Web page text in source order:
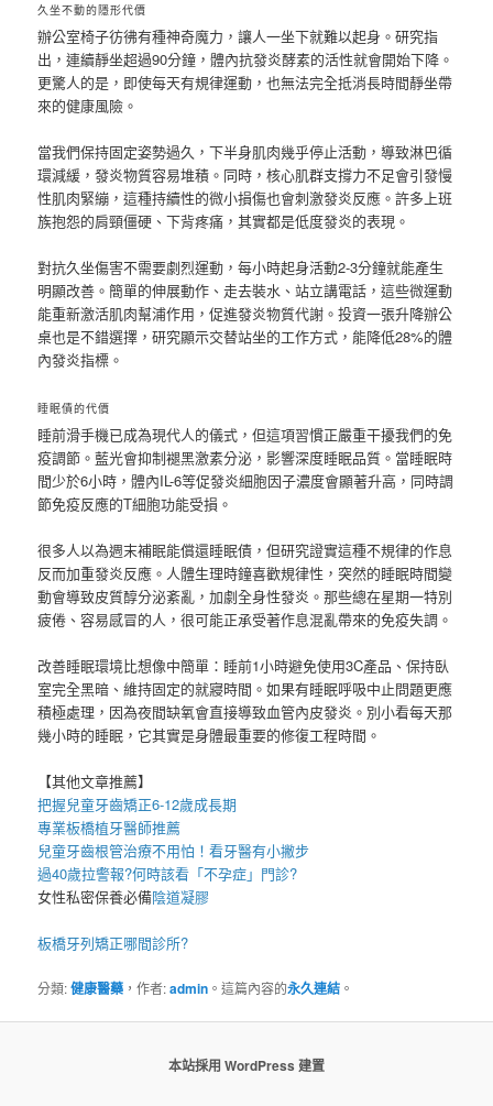
久坐不動的隱形代價
辦公室椅子彷彿有種神奇魔力，讓人一坐下就難以起身。研究指
出，連續靜坐超過90分鐘，體內抗發炎酵素的活性就會開始下降。
更驚人的是，即使每天有規律運動，也無法完全抵消長時間靜坐帶
來的健康風險。
當我們保持固定姿勢過久，下半身肌肉幾乎停止活動，導致淋巴循
環減緩，發炎物質容易堆積。同時，核心肌群支撐力不足會引發慢
性肌肉緊繃，這種持續性的微小損傷也會刺激發炎反應。許多上班
族抱怨的肩頸僵硬、下背疼痛，其實都是低度發炎的表現。
對抗久坐傷害不需要劇烈運動，每小時起身活動2-3分鐘就能產生
明顯改善。簡單的伸展動作、走去裝水、站立講電話，這些微運動
能重新激活肌肉幫浦作用，促進發炎物質代謝。投資一張升降辦公
桌也是不錯選擇，研究顯示交替站坐的工作方式，能降低28%的體
內發炎指標。
睡眠債的代價
睡前滑手機已成為現代人的儀式，但這項習慣正嚴重干擾我們的免
疫調節。藍光會抑制褪黑激素分泌，影響深度睡眠品質。當睡眠時
間少於6小時，體內IL-6等促發炎細胞因子濃度會顯著升高，同時調
節免疫反應的T細胞功能受損。
很多人以為週末補眠能償還睡眠債，但研究證實這種不規律的作息
反而加重發炎反應。人體生理時鐘喜歡規律性，突然的睡眠時間變
動會導致皮質醇分泌紊亂，加劇全身性發炎。那些總在星期一特別
疲倦、容易感冒的人，很可能正承受著作息混亂帶來的免疫失調。
改善睡眠環境比想像中簡單：睡前1小時避免使用3C產品、保持臥
室完全黑暗、維持固定的就寢時間。如果有睡眠呼吸中止問題更應
積極處理，因為夜間缺氧會直接導致血管內皮發炎。別小看每天那
幾小時的睡眠，它其實是身體最重要的修復工程時間。
【其他文章推薦】
把握兒童牙齒矯正6-12歲成長期
專業板橋植牙醫師推薦
兒童牙齒根管治療不用怕！看牙醫有小撇步
過40歲拉警報?何時該看「不孕症」門診?
女性私密保養必備陰道凝膠
板橋牙列矯正哪間診所?
分類:健康醫藥 ，作者:admin 。這篇內容的永久連結 。
本站採用 WordPress 建置